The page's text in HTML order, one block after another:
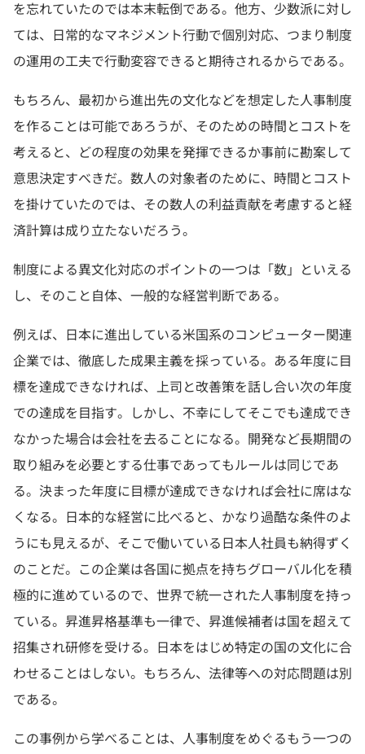
を忘れていたのでは本末転倒である。他方、少数派に対し
ては、日常的なマネジメント行動で個別対応、つまり制度
の運用の工夫で行動変容できると期待されるからである。
もちろん、最初から進出先の文化などを想定した人事制度
を作ることは可能であろうが、そのための時間とコストを
考えると、どの程度の効果を発揮できるか事前に勘案して
意思決定すべきだ。数人の対象者のために、時間とコスト
を掛けていたのでは、その数人の利益貢献を考慮すると経
済計算は成り立たないだろう。
制度による異文化対応のポイントの一つは「数」といえる
し、そのこと自体、一般的な経営判断である。
例えば、日本に進出している米国系のコンピューター関連
企業では、徹底した成果主義を採っている。ある年度に目
標を達成できなければ、上司と改善策を話し合い次の年度
での達成を目指す。しかし、不幸にしてそこでも達成でき
なかった場合は会社を去ることになる。開発など長期間の
取り組みを必要とする仕事であってもルールは同じであ
る。決まった年度に目標が達成できなければ会社に席はな
くなる。日本的な経営に比べると、かなり過酷な条件のよ
うにも見えるが、そこで働いている日本人社員も納得ずく
のことだ。この企業は各国に拠点を持ちグローバル化を積
極的に進めているので、世界で統一された人事制度を持っ
ている。昇進昇格基準も一律で、昇進候補者は国を超えて
招集され研修を受ける。日本をはじめ特定の国の文化に合
わせることはしない。もちろん、法律等への対応問題は別
である。
この事例から学べることは、人事制度をめぐるもう一つの